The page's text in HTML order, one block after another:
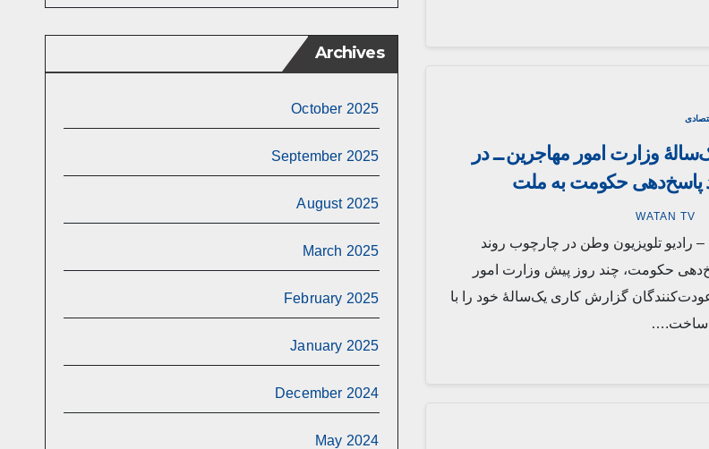
وزارت امور مهاجرین ــ در
پاسخ‌دهی حکومت به ملت
WATAN TV
۲ اسد ۱۴۰۴ – رادیو تلویزیون وطن در چارچوب روند
حکومت، چند روز پیش وزارت امور
گزارش کاری یک‌سالهٔ خود را با
ساخت.…
Archives
October 2025
September 2025
August 2025
March 2025
February 2025
January 2025
December 2024
May 2024